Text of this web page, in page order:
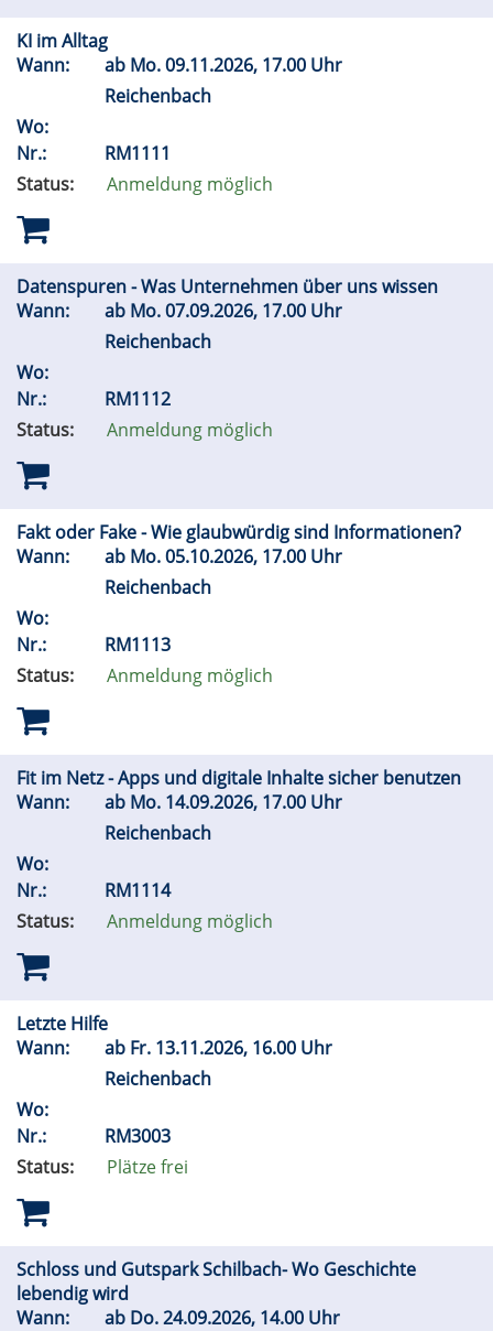
KI im Alltag
Wann:
ab Mo.09.11.2026, 17.00 Uhr
Reichenbach
Wo:
Nr.:
RM1111
Status:
Anmeldung möglich
Datenspuren - Was Unternehmen über uns wissen
Wann:
ab Mo.07.09.2026, 17.00 Uhr
Reichenbach
Wo:
Nr.:
RM1112
Status:
Anmeldung möglich
Fakt oder Fake - Wie glaubwürdig sind Informationen?
Wann:
ab Mo.05.10.2026, 17.00 Uhr
Reichenbach
Wo:
Nr.:
RM1113
Status:
Anmeldung möglich
Fit im Netz - Apps und digitale Inhalte sicher benutzen
Wann:
ab Mo. 14.09.2026, 17.00 Uhr
Reichenbach
Wo:
Nr.:
RM1114
Status:
Anmeldung möglich
Letzte Hilfe
Wann:
ab Fr. 13.11.2026, 16.00 Uhr
Reichenbach
Wo:
Nr.:
RM3003
Status:
Plätze frei
Schloss und Gutspark Schilbach- Wo Geschichte
lebendig wird
Wann:
ab Do.24.09.2026, 14.00 Uhr